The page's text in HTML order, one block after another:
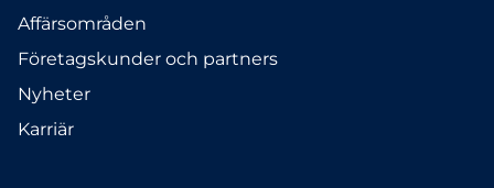
Affärsområden
Företagskunder och partners
Nyheter
Karriär